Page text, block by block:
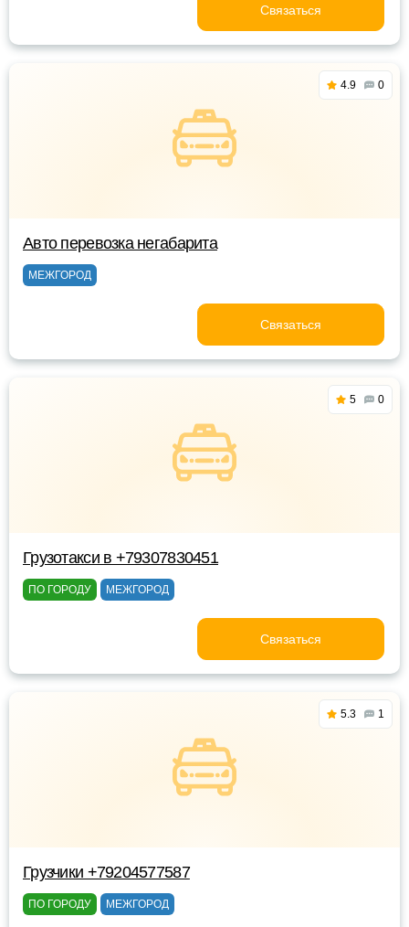
Связаться
4.9 0
Авто перевозка негабарита
МЕЖГОРОД
Связаться
5 0
Грузотакси в +79307830451
ПО ГОРОДУ МЕЖГОРОД
Связаться
5.3 1
Грузчики +79204577587
ПО ГОРОДУ МЕЖГОРОД